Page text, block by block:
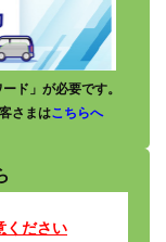
ド」が必要です。
さまはこちらへ
ください